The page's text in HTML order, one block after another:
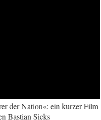
der Nation«: ein kurzer Film
Bastian Sicks